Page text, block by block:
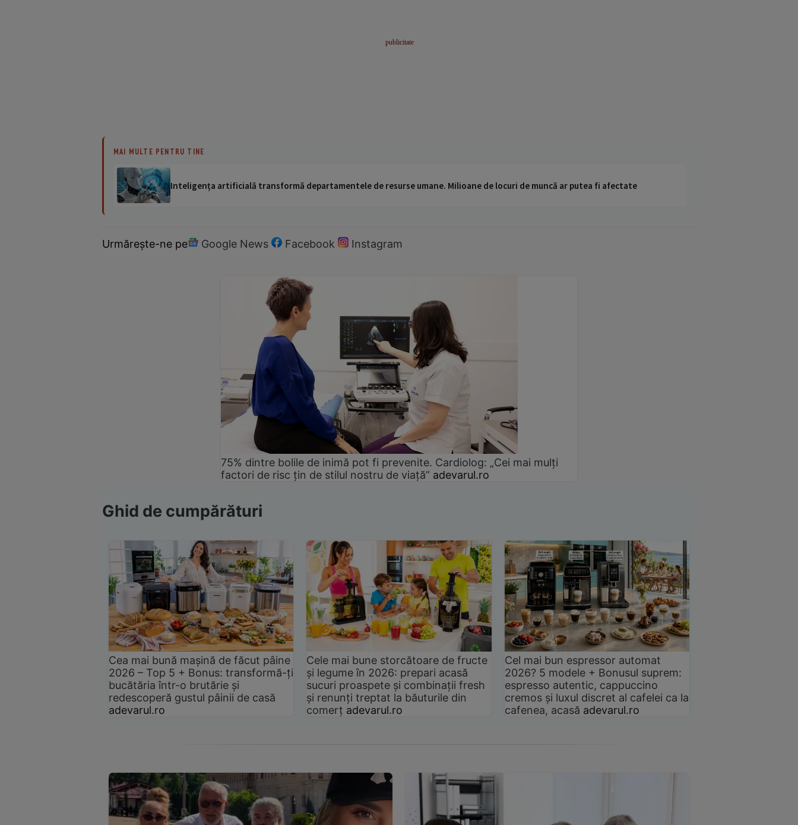
MAI MULTE PENTRU TINE
Inteligența artificială transformă departamentele de resurse umane. Milioane de locuri de muncă ar putea fi afectate
Urmărește-ne pe Google News Facebook Instagram
75% dintre bolile de inimă pot fi prevenite. Cardiolog: „Cei mai mulți
factori de risc țin de stilul nostru de viață” adevarul.ro
Ghid de cumpărături
Cea mai bună mașină de făcut pâine
2026 – Top 5 + Bonus: transformă-ți
bucătăria într-o brutărie și
redescoperă gustul pâinii de casă
adevarul.ro
Cele mai bune storcătoare de fructe
și legume în 2026: prepari acasă
sucuri proaspete și combinații fresh
și renunți treptat la băuturile din
comerț adevarul.ro
Cel mai bun espressor automat
2026? 5 modele + Bonusul suprem:
espresso autentic, cappuccino
cremos și luxul discret al cafelei ca la
cafenea, acasă adevarul.ro